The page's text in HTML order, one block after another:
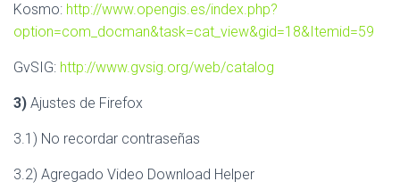
Kosmo: http://www.opengis.es/index.php?
option=com_docman&task=cat_view&gid=18&Itemid=59
GvSIG: http://www.gvsig.org/web/catalog
3) Ajustes de Firefox
3.1) No recordar contraseñas
3.2) Agregado Video Download Helper